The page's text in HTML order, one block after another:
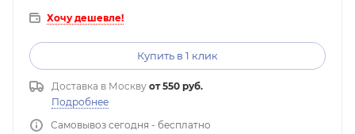
Хочу дешевле!
Купить в 1 клик
Доставка в Москву от 550 руб.
Подробнее
Самовывоз сегодня - бесплатно